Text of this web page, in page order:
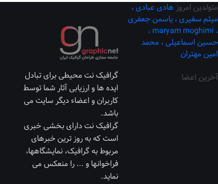
متولدین امروز هادی عبادی ،
میثم سفیری ،یاسمن جعفری
، maryam moghimi ،
حسین اسماعیلی ، محمد
امین مهتران
آخرین اعضا
گرافیک نت محیطی برای تبادل
ایده ها و ارزیابی آثار شما توسط
کاربران و اعضاء دیگر سایت می
باشد.
گرافیک نت دارای بخشی خبری
است که به روز ترین خبرهای
مربوط به گرافیک، نمایشگاهها،
فراخوانها و ... را منعکس می
نماید.